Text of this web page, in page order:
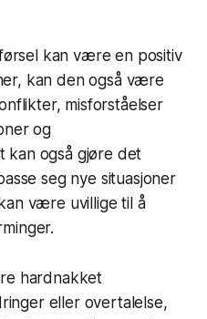
kan være en positiv
kan den også være
misforståelser
og
kan også gjøre det
seg nye situasjoner
være uvillige til å
hardnakket
eller overtalelse,